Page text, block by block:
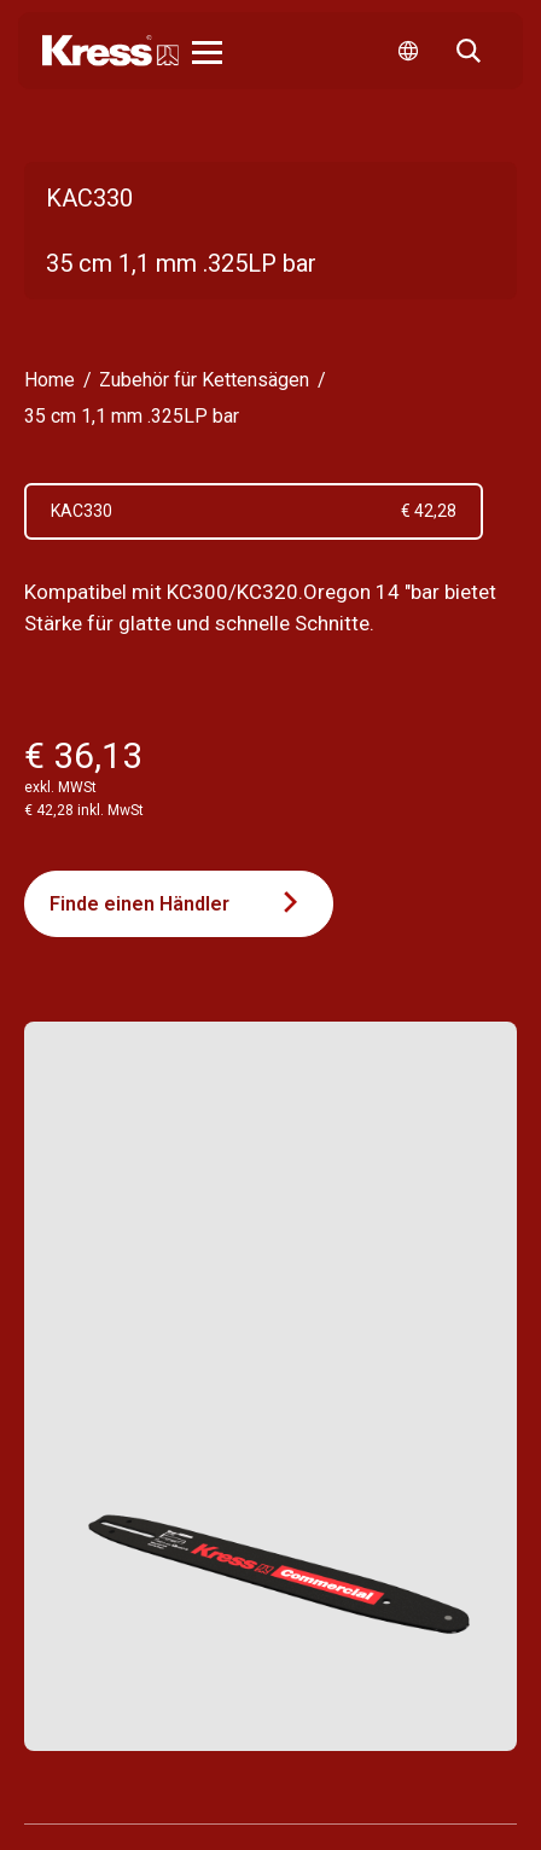
KAC330
35 cm 1,1 mm .325LP bar
Home
Zubehör für Kettensägen
35 cm 1,1 mm .325LP bar
KAC330 € 42,28
Kompatibel mit KC300/KC320.Oregon 14 "bar bietet
Stärke für glatte und schnelle Schnitte.
€ 36,13
exkl. MWSt
€ 42,28 inkl. MwSt
Finde einen Händler